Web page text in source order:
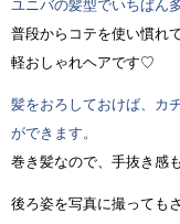
ユニバの髪型でいちばん
普段からコテを使い慣れ
軽おしゃれヘアです♡
髪をおろしておけば、カ
ができます。
巻き髪なので、手抜き感
後ろ姿を写真に撮っても